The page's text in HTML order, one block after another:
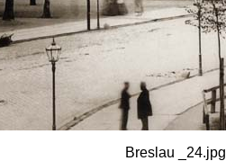
Breslau _24.jpg